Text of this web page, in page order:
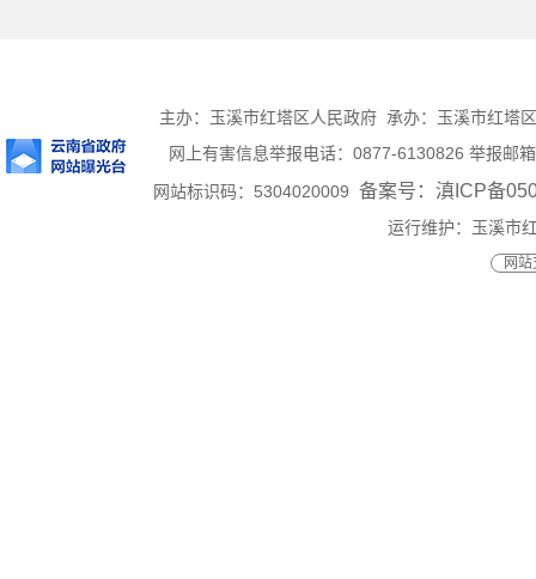
主办：玉溪市红塔区人民政府 承办：玉溪市红塔
网上有害信息举报电话：0877-6130826 举报邮
网站标识码：5304020009 备案号：滇ICP备
运行维护：玉溪市
网